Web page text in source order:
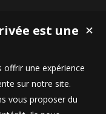
✕
est une
offrir une expérience
sur notre site.
vous proposer du